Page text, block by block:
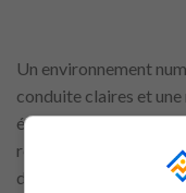
Un environnement
conduite claires et
évoquées mettent en
respect et la
discussions ouvertes,